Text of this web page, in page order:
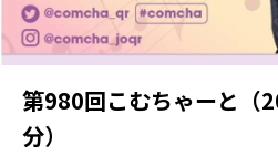
第980回こむちゃーと（
分）